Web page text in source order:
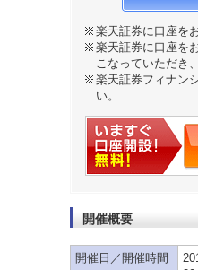
楽天証券に口座を
楽天証券に口座を
こなっていただき
楽天証券フィナン
い。
開催概要
開催日／開催時間